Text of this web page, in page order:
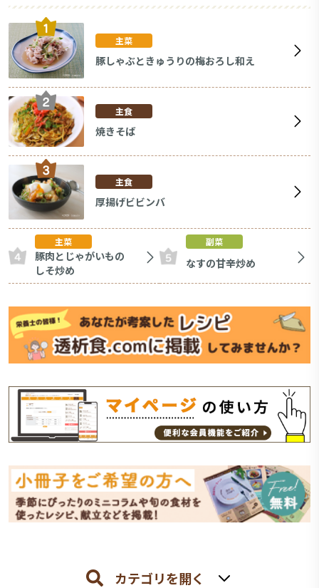
主菜
豚しゃぶときゅうりの梅おろし和え
主食
焼きそば
主食
厚揚げビビンバ
主菜
豚肉とじゃがいもの
しそ炒め
副菜
なすの甘辛炒め
カテゴリを開く